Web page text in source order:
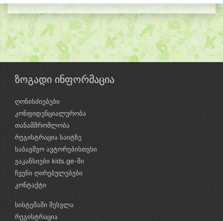
ზოგადი ინფორმაცია
ღონისძიებები
კონფიდენციალურობა
თანამშრომლობა
რეგისტრაცია საიტზე
საბავშვო ავტორებისთვსი
ვაკანსიები kids.ge-ში
ჩვენი ღირებულებები
კონტაქტი
სისტემაში შესვლა
რეგისტრაცია